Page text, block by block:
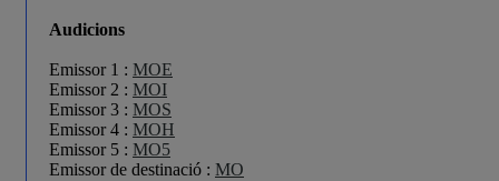
Audicions
Emissor 1 : MOE
Emissor 2 : MOI
Emissor 3 : MOS
Emissor 4 : MOH
Emissor 5 : MO5
Emissor de destinació : MO